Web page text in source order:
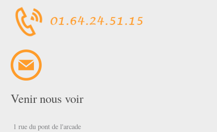
Venir nous voir
1 rue du pont de l'arcade